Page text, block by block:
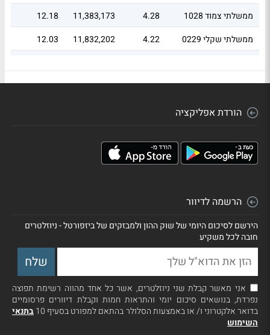
ממשלתי צמוד 1028
4.28
11,383,173
12.18
ממשלתי שקלי 0229
4.22
11,832,202
12.03
הורדת אפליקציה
הרשמה לדיוור
הירשם לסיכום היומי של שוק ההון ולמבזקים של ביזפורטל - ניוזלטרים
חובה לכל משקיע
אני מאשר קבלת שני ניוזלטרים, אשר כל אחד מהווה רשימת תפוצה
נפרדת, בנושאים סיכום יומי והתראות חמות וקבלת דיוורים פרסומיים
בדואר אלקטרוני ו/ או באמצעות הסלולר בהתאם למפורט בסעיף 10
בתנאי
השימוש